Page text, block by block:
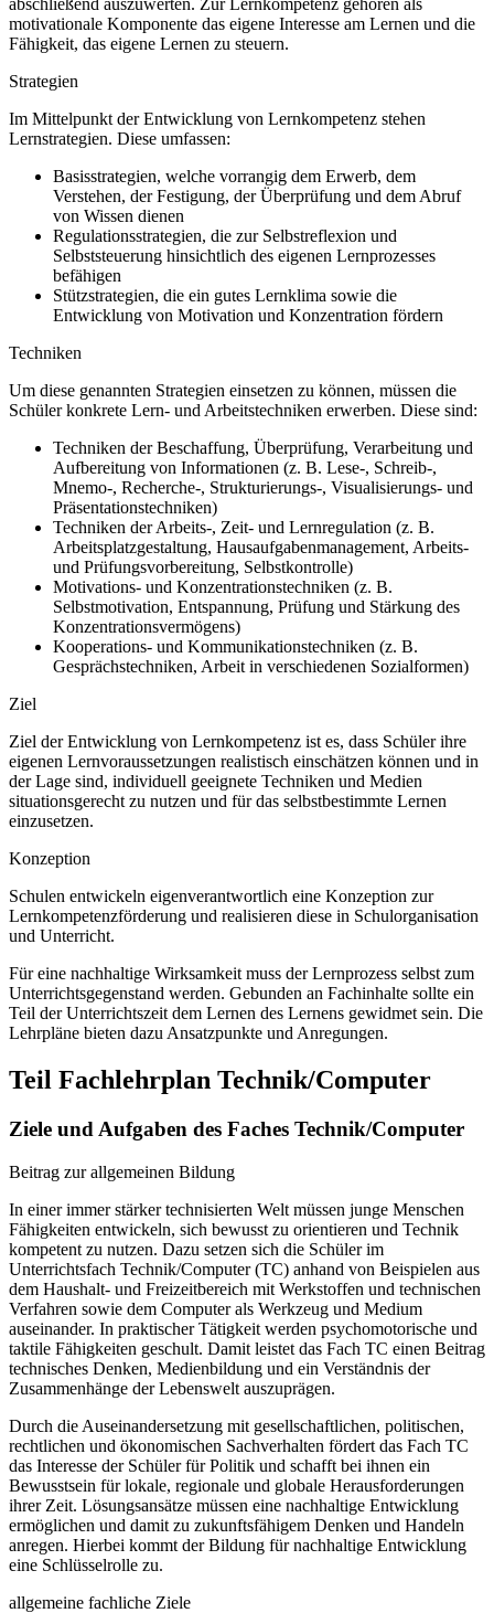
abschließend auszuwerten. Zur Lernkompetenz gehören als
motivationale Komponente das eigene Interesse am Lernen und die
Fähigkeit, das eigene Lernen zu steuern.
Strategien
Im Mittelpunkt der Entwicklung von Lernkompetenz stehen
Lernstrategien. Diese umfassen:
Basisstrategien, welche vorrangig dem Erwerb, dem
Verstehen, der Festigung, der Überprüfung und dem Abruf
von Wissen dienen
Regulationsstrategien, die zur Selbstreflexion und
Selbststeuerung hinsichtlich des eigenen Lernprozesses
befähigen
Stützstrategien, die ein gutes Lernklima sowie die
Entwicklung von Motivation und Konzentration fördern
Techniken
Um diese genannten Strategien einsetzen zu können, müssen die
Schüler konkrete Lern- und Arbeitstechniken erwerben. Diese sind:
Techniken der Beschaffung, Überprüfung, Verarbeitung und
Aufbereitung von Informationen (z. B. Lese-, Schreib-,
Mnemo-, Recherche-, Strukturierungs-, Visualisierungs- und
Präsentationstechniken)
Techniken der Arbeits-, Zeit- und Lernregulation (z. B.
Arbeitsplatzgestaltung, Hausaufgabenmanagement, Arbeits-
und Prüfungsvorbereitung, Selbstkontrolle)
Motivations- und Konzentrationstechniken (z. B.
Selbstmotivation, Entspannung, Prüfung und Stärkung des
Konzentrationsvermögens)
Kooperations- und Kommunikationstechniken (z. B.
Gesprächstechniken, Arbeit in verschiedenen Sozialformen)
Ziel
Ziel der Entwicklung von Lernkompetenz ist es, dass Schüler ihre
eigenen Lernvoraussetzungen realistisch einschätzen können und in
der Lage sind, individuell geeignete Techniken und Medien
situationsgerecht zu nutzen und für das selbstbestimmte Lernen
einzusetzen.
Konzeption
Schulen entwickeln eigenverantwortlich eine Konzeption zur
Lernkompetenzförderung und realisieren diese in Schulorganisation
und Unterricht.
Für eine nachhaltige Wirksamkeit muss der Lernprozess selbst zum
Unterrichtsgegenstand werden. Gebunden an Fachinhalte sollte ein
Teil der Unterrichtszeit dem Lernen des Lernens gewidmet sein. Die
Lehrpläne bieten dazu Ansatzpunkte und Anregungen.
Teil Fachlehrplan Technik/Computer
Ziele und Aufgaben des Faches Technik/Computer
Beitrag zur allgemeinen Bildung
In einer immer stärker technisierten Welt müssen junge Menschen
Fähigkeiten entwickeln, sich bewusst zu orientieren und Technik
kompetent zu nutzen. Dazu setzen sich die Schüler im
Unterrichtsfach Technik/Computer (TC) anhand von Beispielen aus
dem Haushalt- und Freizeitbereich mit Werkstoffen und technischen
Verfahren sowie dem Computer als Werkzeug und Medium
auseinander. In praktischer Tätigkeit werden psychomotorische und
taktile Fähigkeiten geschult. Damit leistet das Fach TC einen Beitrag
technisches Denken, Medienbildung und ein Verständnis der
Zusammenhänge der Lebenswelt auszuprägen.
Durch die Auseinandersetzung mit gesellschaftlichen, politischen,
rechtlichen und ökonomischen Sachverhalten fördert das Fach TC
das Interesse der Schüler für Politik und schafft bei ihnen ein
Bewusstsein für lokale, regionale und globale Herausforderungen
ihrer Zeit. Lösungsansätze müssen eine nachhaltige Entwicklung
ermöglichen und damit zu zukunftsfähigem Denken und Handeln
anregen. Hierbei kommt der Bildung für nachhaltige Entwicklung
eine Schlüsselrolle zu.
allgemeine fachliche Ziele